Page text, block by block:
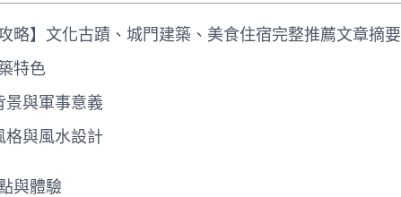
略】文化古蹟、城門建築、美食住宿完整推薦文章摘要
特色
景與軍事意義
格與風水設計
與體驗